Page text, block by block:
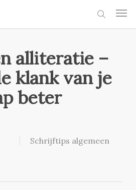
alliteratie –
klank van je
beter
Schrijftips algemeen